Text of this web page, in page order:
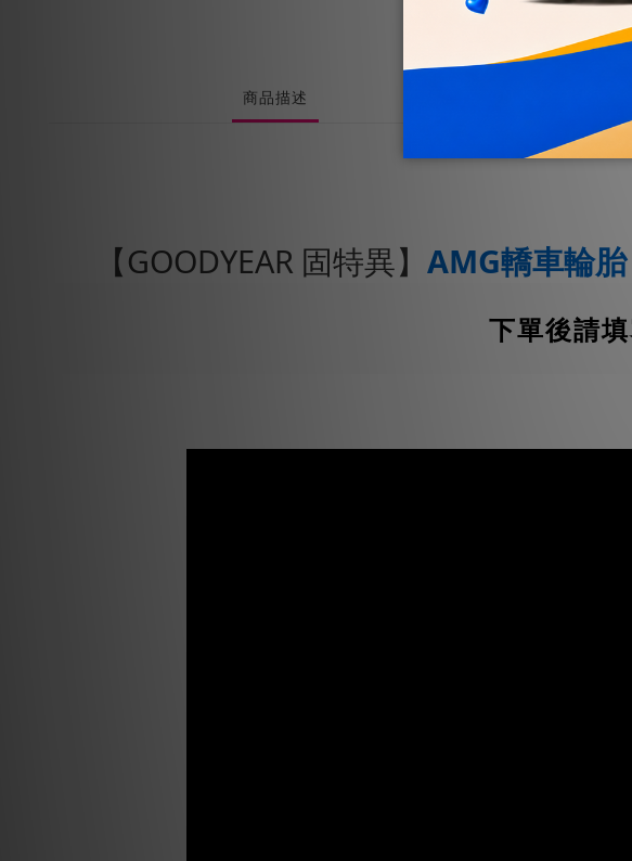
商品描述
【GOODYEAR 固特異】 AMG轎車輪胎
下單後請